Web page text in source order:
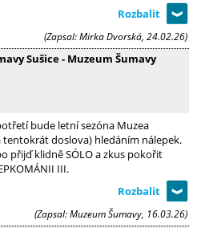
(Zapsal: Mirka Dvorská, 24.02.26)
Sušice - Muzeum Šumavy
bude letní sezóna Muzea
tentokrát doslova) hledáním nálepek.
přijď klidně SÓLO a zkus pokořit
III.
(Zapsal: Muzeum Šumavy, 16.03.26)